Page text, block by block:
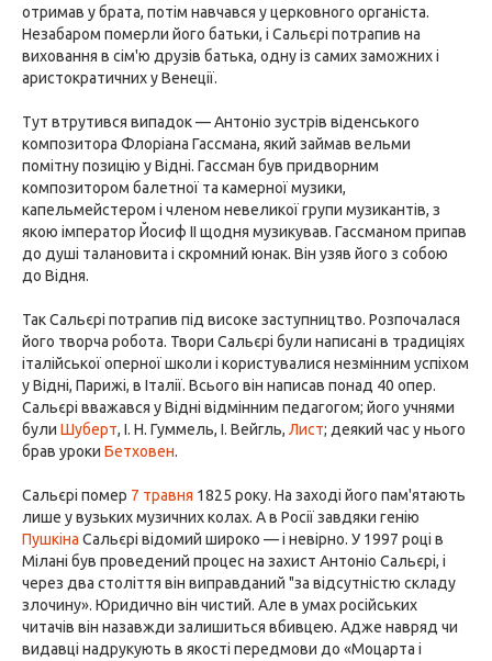
отримав у брата, потім навчався у церковного органіста.
Незабаром померли його батьки, і Сальєрі потрапив на
виховання в сім'ю друзів батька, одну із самих заможних і
аристократичних у Венеції.
Тут втрутився випадок — Антоніо зустрів віденського
композитора Флоріана Гассмана, який займав вельми
помітну позицію у Відні. Гассман був придворним
композитором балетної та камерної музики,
капельмейстером і членом невеликої групи музикантів, з
якою імператор Йосиф II щодня музикував. Гассманом припав
до душі талановита і скромний юнак. Він узяв його з собою
до Відня.
Так Сальєрі потрапив під високе заступництво. Розпочалася
його творча робота. Твори Сальєрі були написані в традиціях
італійської оперної школи і користувалися незмінним успіхом
у Відні, Парижі, в Італії. Всього він написав понад 40 опер.
Сальєрі вважався у Відні відмінним педагогом; його учнями
були Шуберт, І. Н. Гуммель, І. Вейгль, Лист; деякий час у нього
брав уроки Бетховен.
Сальєрі помер 7 травня 1825 року. На заході його пам'ятають
лише у вузьких музичних колах. А в Росії завдяки генію
Пушкіна Сальєрі відомий широко — і невірно. У 1997 році в
Мілані був проведений процес на захист Антоніо Сальєрі, і
через два століття він виправданий "за відсутністю складу
злочину». Юридично він чистий. Але в умах російських
читачів він назавжди залишиться вбивцею. Адже навряд чи
видавці надрукують в якості передмови до «Моцарта і